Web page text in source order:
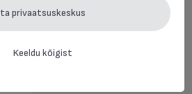
privaatsuskeskus
Keeldu kõigist